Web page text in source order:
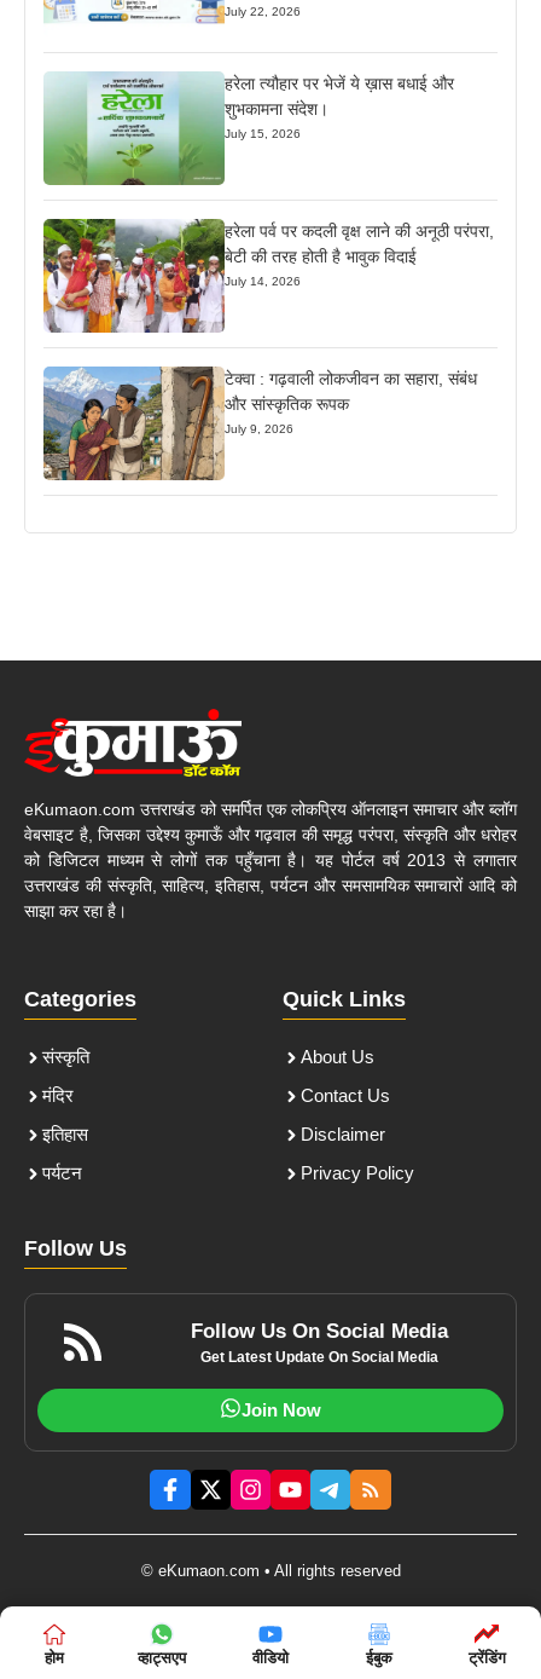
July 22, 2026
हरेला त्यौहार पर भेजें ये ख़ास बधाई और
शुभकामना संदेश।
July 15, 2026
हरेला पर्व पर कदली वृक्ष लाने की अनूठी परंपरा,
बेटी की तरह होती है भावुक विदाई
July 14, 2026
टेक्वा : गढ़वाली लोकजीवन का सहारा, संबंध
और सांस्कृतिक रूपक
July 9, 2026
eKumaon.com उत्तराखंड को समर्पित एक लोकप्रिय ऑनलाइन समाचार और ब्लॉग
वेबसाइट है, जिसका उद्देश्य कुमाऊँ और गढ़वाल की समृद्ध परंपरा, संस्कृति और धरोहर
को डिजिटल माध्यम से लोगों तक पहुँचाना है। यह पोर्टल वर्ष 2013 से लगातार
उत्तराखंड की संस्कृति, साहित्य, इतिहास, पर्यटन और समसामयिक समाचारों आदि को
साझा कर रहा है।
Categories
संस्कृति
मंदिर
इतिहास
पर्यटन
Quick Links
About Us
Contact Us
Disclaimer
Privacy Policy
Follow Us
Follow Us On Social Media
Get Latest Update On Social Media
Join Now
© eKumaon.com • All rights reserved
होम व्हाट्सएप वीडियो ईबुक ट्रेंडिंग